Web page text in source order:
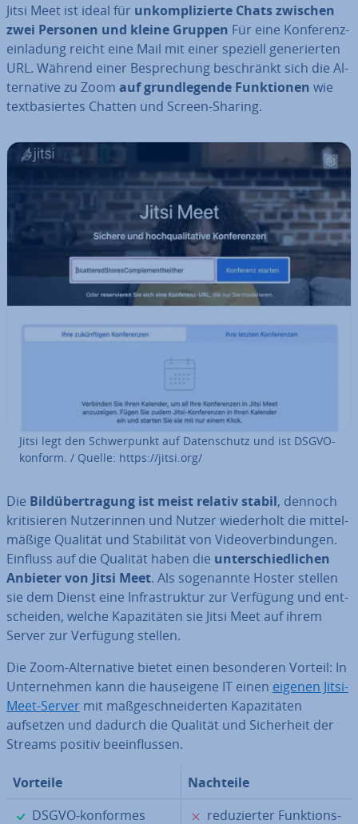
Jitsi Meet ist ideal für un­kom­pli­zier­te Chats zwischen
zwei Personen und kleine Gruppen Für eine Kon­fe­renz­
ein­la­dung reicht eine Mail mit einer speziell ge­ne­rier­ten
URL. Während einer Be­spre­chung be­schränkt sich die Al­
ter­na­ti­ve zu Zoom auf grund­le­gen­de Funk­tio­nen wie
text­ba­sier­tes Chatten und Screen-Sharing.
Jitsi legt den Schwer­punkt auf Da­ten­schutz und ist DSGVO-
konform. / Quelle: https://jitsi.org/
Die Bild­über­tra­gung ist meist relativ stabil, dennoch
kri­ti­sie­ren Nut­ze­rin­nen und Nutzer wie­der­holt die mit­tel­
mä­ßi­ge Qualität und Sta­bi­li­tät von Vi­deo­ver­bin­dun­gen.
Einfluss auf die Qualität haben die un­ter­schied­li­chen
Anbieter von Jitsi Meet. Als so­ge­nann­te Hoster stellen
sie dem Dienst eine In­fra­struk­tur zur Verfügung und ent­
schei­den, welche Ka­pa­zi­tä­ten sie Jitsi Meet auf ihrem
Server zur Verfügung stellen.
Die Zoom-Al­ter­na­ti­ve bietet einen be­son­de­ren Vorteil: In
Un­ter­neh­men kann die haus­ei­ge­ne IT einen eigenen Jitsi-
Meet-Server mit maß­ge­schnei­der­ten Ka­pa­zi­tä­ten
aufsetzen und dadurch die Qualität und Si­cher­heit der
Streams positiv be­ein­flus­sen.
Vorteile
Nachteile
✓
DSGVO-konformes
✗
re­du­zier­ter Funk­ti­ons­